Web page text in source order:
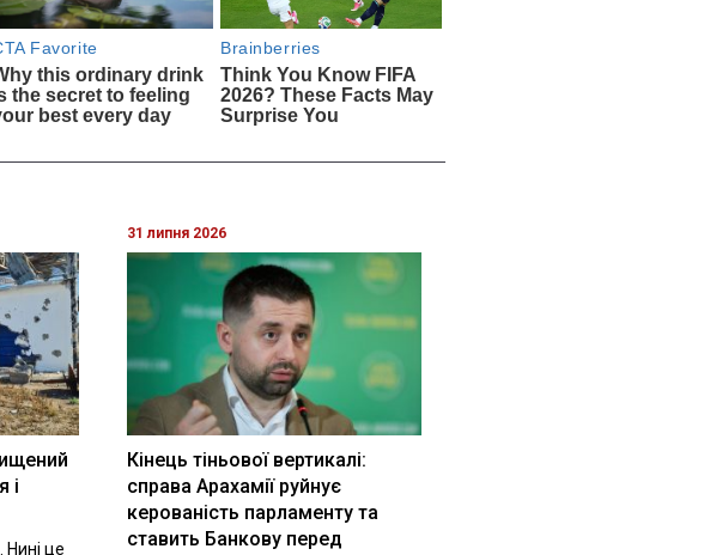
і
це
31 липня 2026
Кінець тіньової вертикалі:
справа Арахамії руйнує
керованість парламенту та
ставить Банкову перед